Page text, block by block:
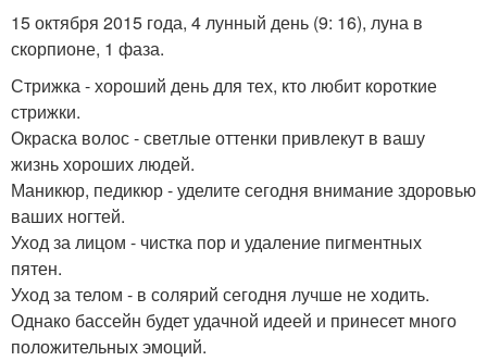
15 октября 2015 года, 4 лунный день (9: 16), луна в
скорпионе, 1 фаза.
Стрижка - хороший день для тех, кто любит короткие
стрижки.
Окраска волос - светлые оттенки привлекут в вашу
жизнь хороших людей.
Маникюр, педикюр - уделите сегодня внимание здоровью
ваших ногтей.
Уход за лицом - чистка пор и удаление пигментных
пятен.
Уход за телом - в солярий сегодня лучше не ходить.
Однако бассейн будет удачной идеей и принесет много
положительных эмоций.